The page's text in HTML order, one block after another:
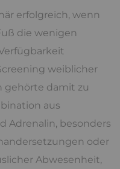
erfolgreich, wenn
die wenigen
weiblicher
gehörte damit zu
aus
Adrenalin, besonders
oder
Abwesenheit,